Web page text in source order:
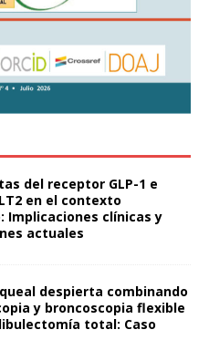
del receptor GLP-1 e
en el contexto
Implicaciones clínicas y
actuales
despierta combinando
y broncoscopia flexible
total: Caso